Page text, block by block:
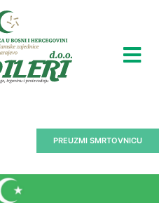
PREUZMI SMRTOVNICU